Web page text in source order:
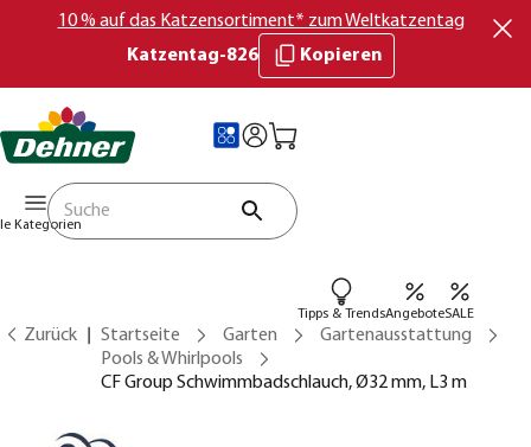
10 % auf das Katzensortiment* zum Weltkatzentag
Katzentag-826
Kopieren
Kategorien
Tipps & TrendsAngeboteSALE
Zurück Startseite Garten
Gartenausstattung
Pools & Whirlpools
CF Group Schwimmbadschlauch, Ø32 mm, L3 m